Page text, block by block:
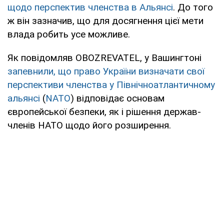
щодо перспектив членства в Альянсі. До того
ж він зазначив, що для досягнення цієї мети
влада робить усе можливе.
Як повідомляв OBOZREVATEL, у Вашингтоні
запевнили, що право України визначати свої
перспективи членства у Північноатлантичному
альянсі (NATO) відповідає основам
європейської безпеки, як і рішення держав-
членів НАТО щодо його розширення.